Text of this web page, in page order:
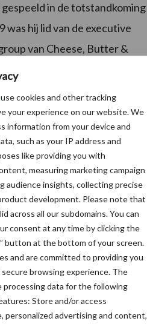
use cookies and other tracking
your experience on our website. We
information from your device and
such as your IP address and
like providing you with
measuring marketing campaign
audience insights, collecting precise
development. Please note that
across all our subdomains. You can
consent at any time by clicking the
button at the bottom of your screen.
and are committed to providing you
browsing experience. The
processing data for the following
Store and/or access
personalized advertising and content,
in de totstandkoming
was hij lid van de executive
van Cheese, Butter &
group
heeft een belangrijke rol
aantal Aziatische landen. In
voor Cheese,
melkvolume. Ik wens Piet en